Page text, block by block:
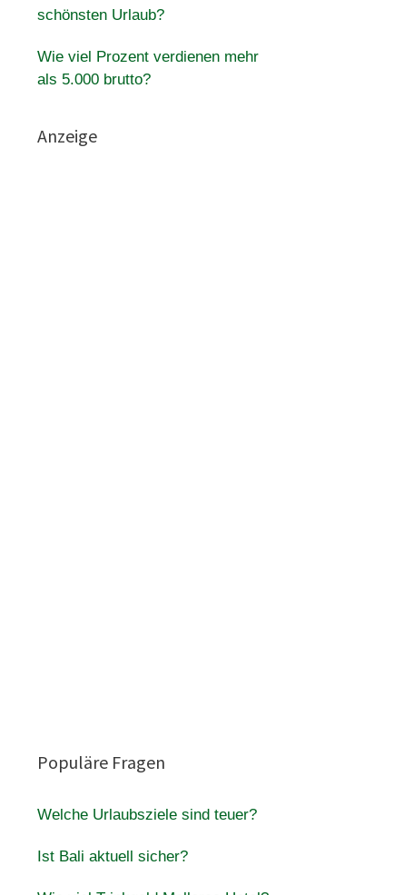
schönsten Urlaub?
Wie viel Prozent verdienen mehr
als 5.000 brutto?
Anzeige
Populäre Fragen
Welche Urlaubsziele sind teuer?
Ist Bali aktuell sicher?